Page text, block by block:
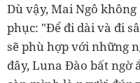
Dù vậy, Mai Ngô
phục: "Để đi dài và đi
sẽ phù hợp với những
đây, Luna Đào bất ngờ